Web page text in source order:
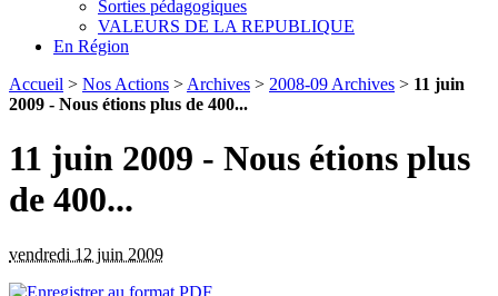
Sorties pédagogiques
VALEURS DE LA REPUBLIQUE
En Région
Accueil > Nos Actions > Archives > 2008-09 Archives > 11 juin
2009 - Nous étions plus de 400...
11 juin 2009 - Nous étions plus
de 400...
vendredi 12 juin 2009